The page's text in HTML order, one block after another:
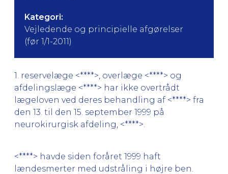
Kategori:
Vejledende og principielle afgørelser
(før 1/1-2011)
1. reservelæge <****>, overlæge <****> og
afdelingslæge <****> har ikke overtrådt
lægeloven ved deres behandling af <****> fra
den 13. til den 15. september 1999 på
neurokirurgisk afdeling, <****>.
<****> havde siden foråret 1999 haft
lændesmerter med udstråling i højre ben.